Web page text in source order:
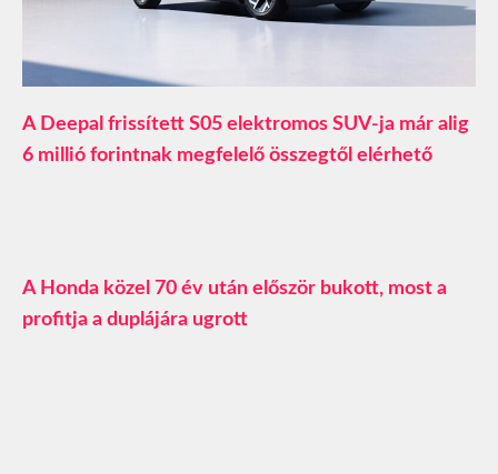
A Deepal frissített S05 elektromos SUV-ja már alig
6 millió forintnak megfelelő összegtől elérhető
A Honda közel 70 év után először bukott, most a
profitja a duplájára ugrott